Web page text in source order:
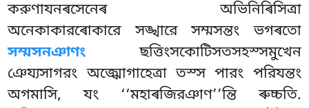
করুণাযনৰসেনেৰ অভিনিৰিসিত্ৰা
অনেকাকারৰোকারে সঙ্খারে সম্মসন্তং ভগৰতো
সম্মসনঞাণং ছত্তিংসকোটিসতসহস্সমুখেন
ঞেয্যসাগরং অজ্ঝোগাহেত্ৰা তস্স পারং পরিযন্তং
অগমাসি, যং ‘‘মহাৰজিরঞাণ’’ন্তি ৰুচ্চতি.